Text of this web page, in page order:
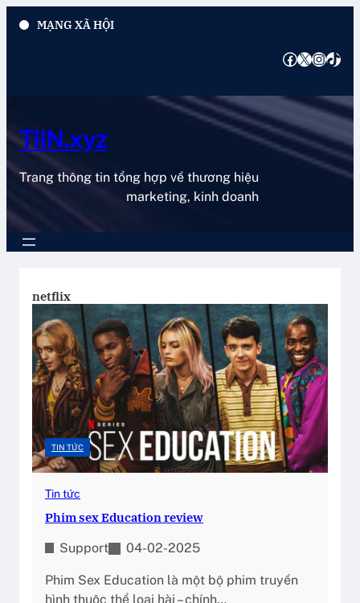
đến
MẠNG XÃ HỘI
FacebookXInstagramTikTok
TIIN.xyz
Trang thông tin tổng hợp về thương hiệu
marketing, kinh doanh
netflix
TIN TỨC
Tin tức
Phim sex Education review
Support 04-02-2025
Phim Sex Education là một bộ phim truyền
hình thuộc thể loại hài – chính…